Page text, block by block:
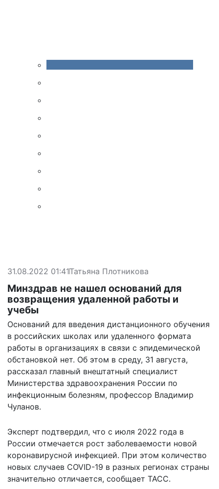
31.08.2022 01:41Татьяна Плотникова
Минздрав не нашел оснований для
возвращения удаленной работы и
учебы
Оснований для введения дистанционного обучения
в российских школах или удаленного формата
работы в организациях в связи с эпидемической
обстановкой нет. Об этом в среду, 31 августа,
рассказал главный внештатный специалист
Министерства здравоохранения России по
инфекционным болезням, профессор Владимир
Чуланов.
Эксперт подтвердил, что с июля 2022 года в
России отмечается рост заболеваемости новой
коронавирусной инфекцией. При этом количество
новых случаев COVID-19 в разных регионах страны
значительно отличается, сообщает ТАСС.